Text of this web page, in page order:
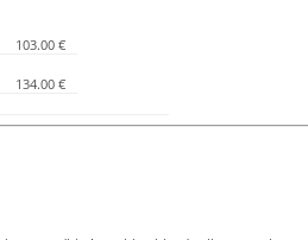
103.00 €
134.00 €